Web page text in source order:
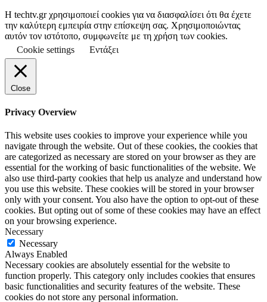
Η techtv.gr χρησιμοποιεί cookies για να διασφαλίσει ότι θα έχετε
την καλύτερη εμπειρία στην επίσκεψη σας. Χρησιμοποιώντας
αυτόν τον ιστότοπο, συμφωνείτε με τη χρήση των cookies.
Cookie settings
Εντάξει
Close
Privacy Overview
This website uses cookies to improve your experience while you
navigate through the website. Out of these cookies, the cookies that
are categorized as necessary are stored on your browser as they are
essential for the working of basic functionalities of the website. We
also use third-party cookies that help us analyze and understand how
you use this website. These cookies will be stored in your browser
only with your consent. You also have the option to opt-out of these
cookies. But opting out of some of these cookies may have an effect
on your browsing experience.
Necessary
Necessary
Always Enabled
Necessary cookies are absolutely essential for the website to
function properly. This category only includes cookies that ensures
basic functionalities and security features of the website. These
cookies do not store any personal information.